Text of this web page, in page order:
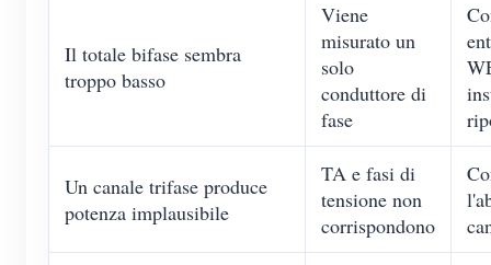
Il totale bifase sembra
troppo basso
Viene
misurato un
solo
conduttore di
fase
Un canale trifase produce
potenza implausibile
TA e fasi di
tensione non
corrispondono